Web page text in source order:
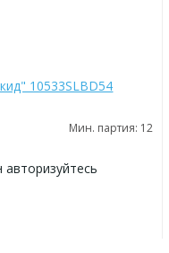
10533SLBD54
Мин. партия: 12